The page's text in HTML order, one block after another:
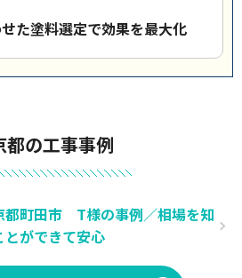
た塗料選定で効果を最大化
都の工事事例
都町田市 T様の事例／相場を知
とができて安心